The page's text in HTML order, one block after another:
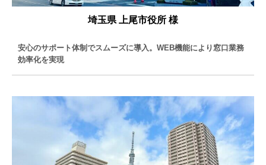
埼玉県 上尾市役所 様
安心のサポート体制でスムーズに導入。WEB機能により窓口業務
効率化を実現